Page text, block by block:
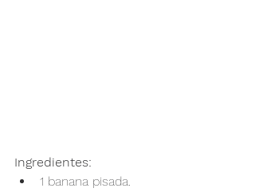
Ingredientes:
1 banana pisada.